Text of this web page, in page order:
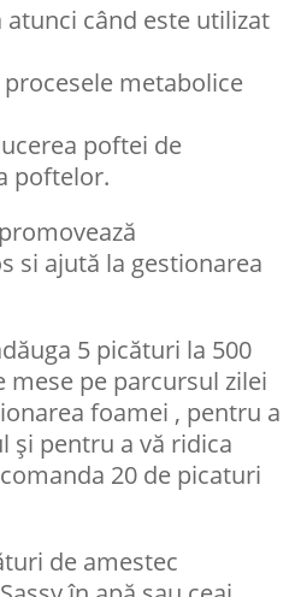
când este utilizat
metabolice
poftei de
poftelor.
si ajută la gestionarea
5 picături la 500
pe parcursul zilei
foamei , pentru a
și pentru a vă ridica
20 de picaturi
de amestec